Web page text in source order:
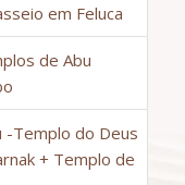
em Feluca
de Abu
-Templo do Deus
+ Templo de